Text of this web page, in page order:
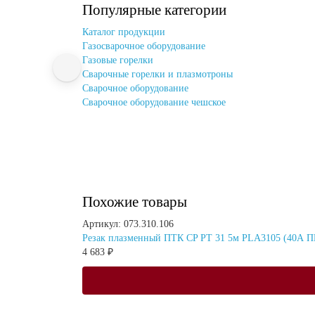
Популярные категории
Каталог продукции
Газосварочное оборудование
Газовые горелки
Cварочные горелки и плазмотроны
Сварочное оборудование
Сварочное оборудование чешское
Похожие товары
Артикул: 073.310.106
Резак плазменный ПТК CP PT 31 5м PLA3105 (40А
4 683 ₽